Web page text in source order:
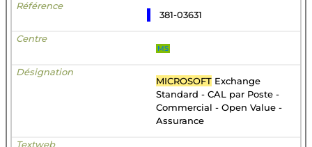
381-03631
MS
MICROSOFT Exchange
Standard - CAL par Poste -
Commercial - Open Value -
Assurance